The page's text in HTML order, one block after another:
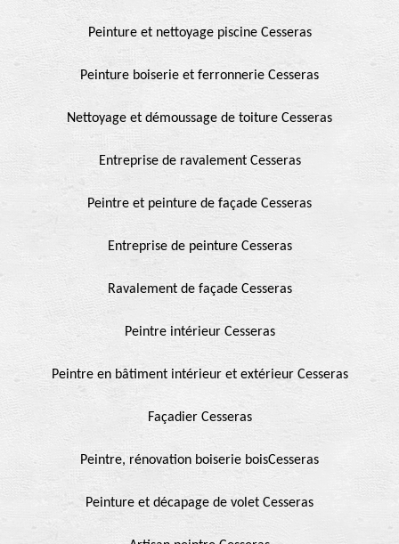
Peinture et nettoyage piscine Cesseras
Peinture boiserie et ferronnerie Cesseras
Nettoyage et démoussage de toiture Cesseras
Entreprise de ravalement Cesseras
Peintre et peinture de façade Cesseras
Entreprise de peinture Cesseras
Ravalement de façade Cesseras
Peintre intérieur Cesseras
Peintre en bâtiment intérieur et extérieur Cesseras
Façadier Cesseras
Peintre, rénovation boiserie boisCesseras
Peinture et décapage de volet Cesseras